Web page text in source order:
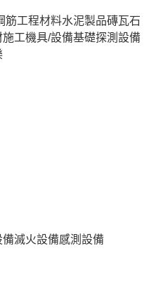
筋工程材料水泥製品磚瓦石
施工機具/設備基礎探測設備
備滅火設備感測設備